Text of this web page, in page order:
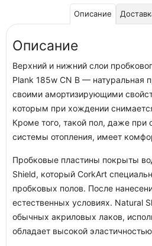
Описание
Описание
Верхний и нижний слои
Plank 185w CN B — натуральная
своими амортизирующими
которым при хождении
Кроме того, такой пол, даже при
системы отопления, имеет
Пробковые пластины покрыты
Shield, который CorkArt
пробковых полов. После
естественных условиях. Natural
обычных акриловых лаков,
обладает высокой